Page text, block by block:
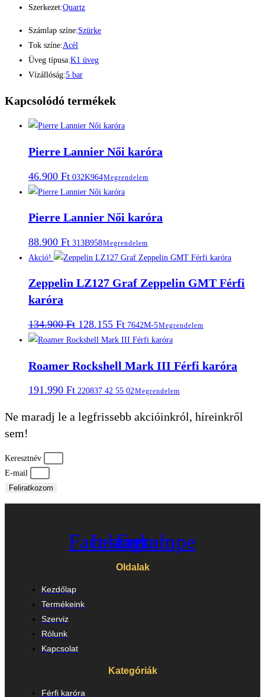
Szerkezet:Quartz
Számlap színe:Szürke
Tok színe:Acél
Üveg típusa:K1 üveg
Vízállóság:5 bar
Kapcsolódó termékek
Pierre Lannier Női karóra
46.900 Ft 032K964Megrendelem
Pierre Lannier Női karóra
88.900 Ft 313B958Megrendelem
Akció!
Zeppelin LZ127 Graf Zeppelin GMT Férfi
karóra
134.900Ft Original
price
was:
128.155 FtCurrent
price
is:
7642M-5Megrendelem
Roamer Rockshell Mark III Férfi karóra
191.990 Ft 220837 42 55 02Megrendelem
Ne maradj le a legfrissebb akcióinkról, híreinkről
sem!
Keresztnév
E-mail
Feliratkozom
Facebook
Instagram
Envelope
Oldalak
Kezdőlap
Termékeink
Szerviz
Rólunk
Kapcsolat
Kategóriák
Férfi karóra